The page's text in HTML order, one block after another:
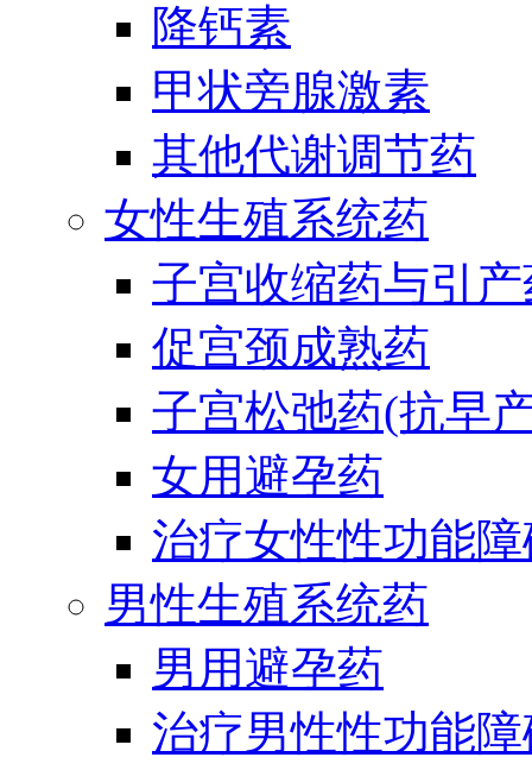
降钙素
甲状旁腺激素
其他代谢调节药
女性生殖系统药
子宫收缩药与引
促宫颈成熟药
子宫松弛药(抗早
女用避孕药
治疗女性性功能
男性生殖系统药
男用避孕药
治疗男性性功能